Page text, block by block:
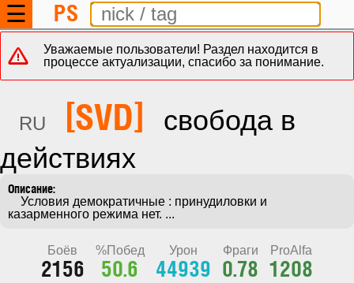
☰ PS
Уважаемые пользователи! Раздел находится в
процессе актуализации, спасибо за понимание.
RU [SVD]
свобода в
действиях
казарменного режима нет. ...
Боёв
2156
%Побед
50.6
Урон
44939
Фраги
0.78
ProAlfa
1208